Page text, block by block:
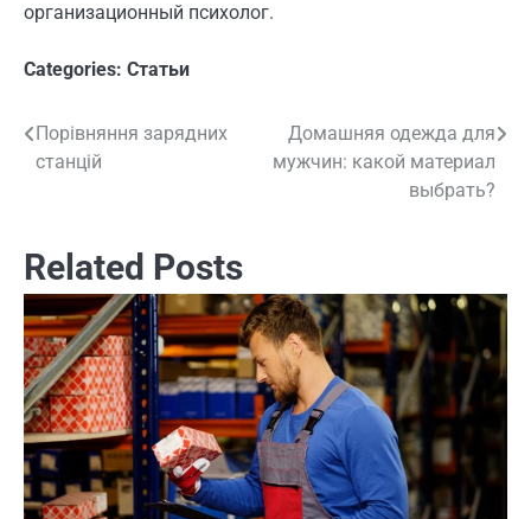
организационный психолог.
Categories: Статьи
Навигация
Порівняння зарядних
станцій
Домашняя одежда для
мужчин: какой материал
выбрать?
Related Posts